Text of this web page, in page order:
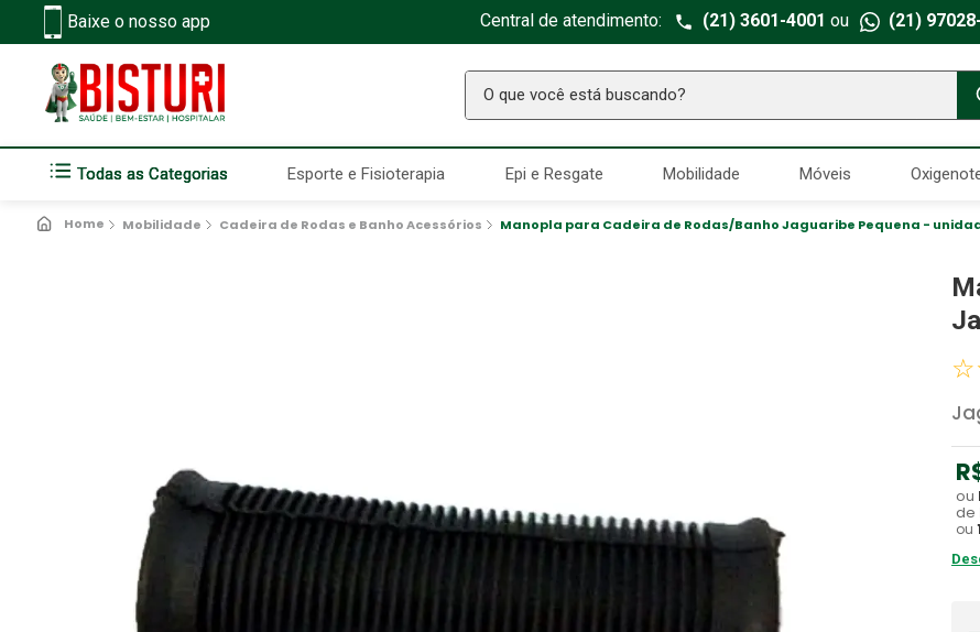
Baixe o nosso app Central de atendimento: (21) 3601-4001 ou (21)
O que você está buscando?
Todas as Categorias Esporte e Fisioterapia Epi e Resgate Mobilidade Móveis
Mobilidade Cadeira de Rodas e Banho Acessórios Manopla para Cadeira de Rodas/Banho Jaguaribe Pequena -
☆
ou
de
ou
TERMOS MAIS BUSCADOS
Seringa Insulina
2 Fralda Geriatrica
10º Gaze